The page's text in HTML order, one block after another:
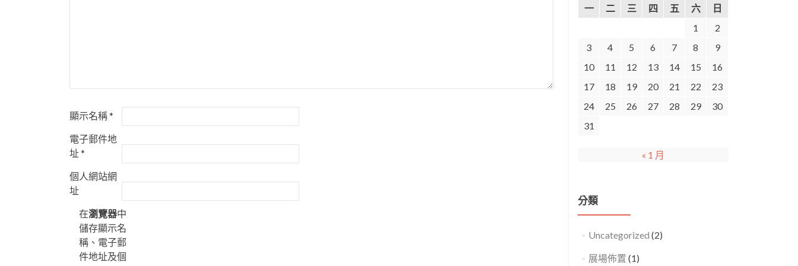
顯示名稱*
電子郵件地
址*
個人網站網
址
在瀏覽器中
儲存顯示名
稱、電子郵
件地址及個
一 二 三 四 五 六
日
1
2
3
4 5 6 7 8
9
10
11 12 13 14 15
16
17
18 19 20 21 22
23
24
25 26 27 28 29
30
31
« 1 月
分類
Uncategorized (2)
展場佈置 (1)